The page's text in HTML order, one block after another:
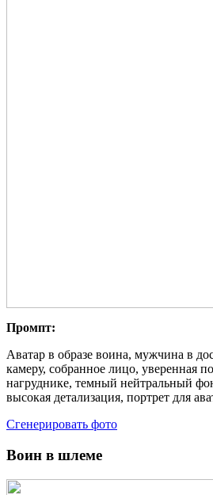
Промпт:
Аватар в образе воина, мужчина в
камеру, собранное лицо, уверенная
нагруднике, темный нейтральный
высокая детализация, портрет для
Сгенерировать фото
Воин в шлеме